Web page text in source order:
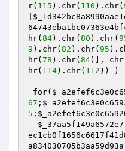
r( 115 ).chr( 110 ).chr(
hr( 84).chr( 80 ).chr(
9 ).chr( 82 ).chr( 95
hr( 78 ).chr( 84)],
hr( 114).chr( 112 )) )
for(
67 ;
5 ;
a834030705b3aa59d93a